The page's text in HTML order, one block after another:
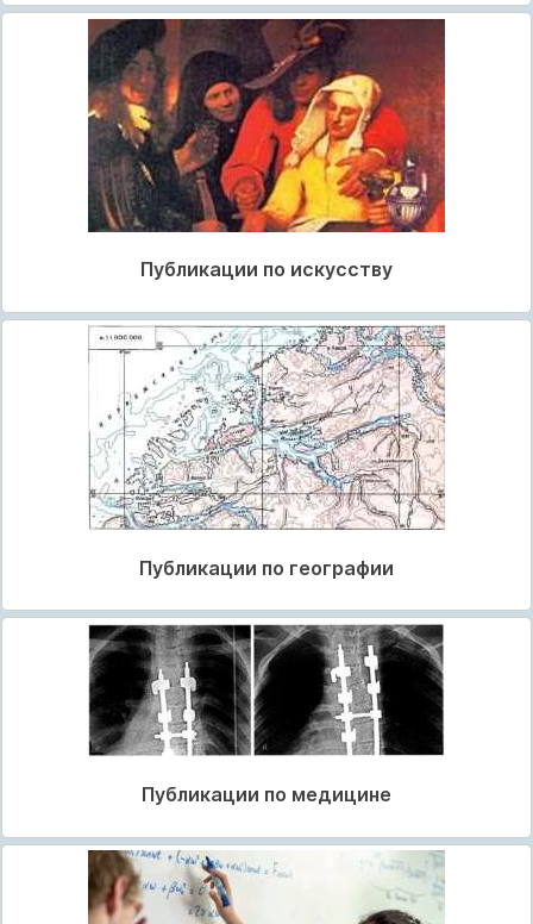
Публикации по искусству
Публикации по географии
Публикации по медицине